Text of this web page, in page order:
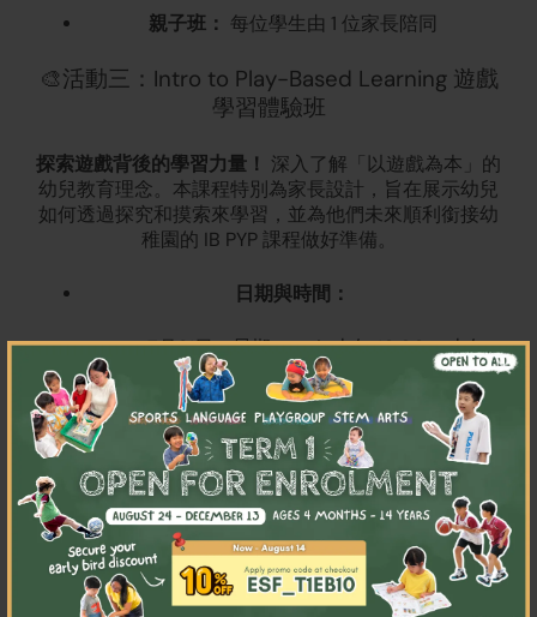
×
親子班： 每位學生由 1 位家長陪同
🎨活動三：Intro to Play-Based Learning 遊戲
學習體驗班
探索遊戲背後的學習力量！
深入了解「以遊戲為本」的
幼兒教育理念。本課程特別為家長設計，旨在展示幼兒
如何透過探究和摸索來學習，並為他們未來順利銜接幼
稚園的 IB PYP 課程做好準備。
日期與時間：
7月21日（星期二）｜ 上午 10:00 – 上午
11:30（1.5小時）
7月29日（星期三）｜ 下午 2:00 – 下午
3:30（1.5小時）(兩節活動將帶給您全新體
驗與啟發——歡迎報名一節或全部參與！)
對象年齡：
活動費用：每節 $250